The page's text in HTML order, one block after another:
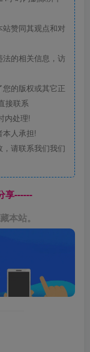
赞同其观点和对
法的相关信息，访
的版权或其它正
接联系
内处理!
人承担!
请联系我们我们
享------
本站。